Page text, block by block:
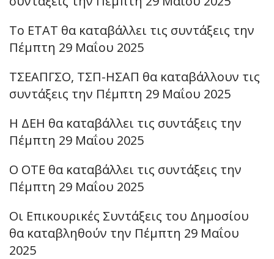
Το ΕΤΑΤ θα καταβάλλει τις συντάξεις την
Πέμπτη 29 Μαΐου 2025
ΤΣΕΑΠΓΣΟ, ΤΣΠ-ΗΣΑΠ θα καταβάλλουν τις
συντάξεις την Πέμπτη 29 Μαΐου 2025
Η ΔΕΗ θα καταβάλλει τις συντάξεις την
Πέμπτη 29 Μαΐου 2025
Ο ΟΤΕ θα καταβάλλει τις συντάξεις την
Πέμπτη 29 Μαΐου 2025
Οι Επικουρικές Συντάξεις του Δημοσίου
θα καταβληθούν την Πέμπτη 29 Μαΐου
2025